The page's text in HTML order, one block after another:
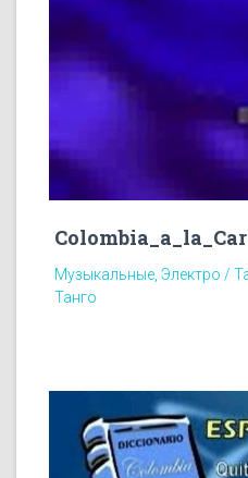
Музыкальные, Электро /
Танго